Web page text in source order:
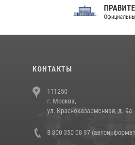
ПРАВИТЕЛЬСТВО РФ
Официальный сайт
КОНТАКТЫ
111250
г. Москва,
ул. Красноказарменная, д. 9а
8 800 350 08 97